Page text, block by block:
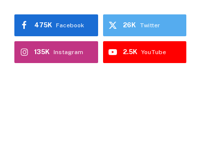
Facebook
475K Twitter
26K
Instagram
135K YouTube
2.5K